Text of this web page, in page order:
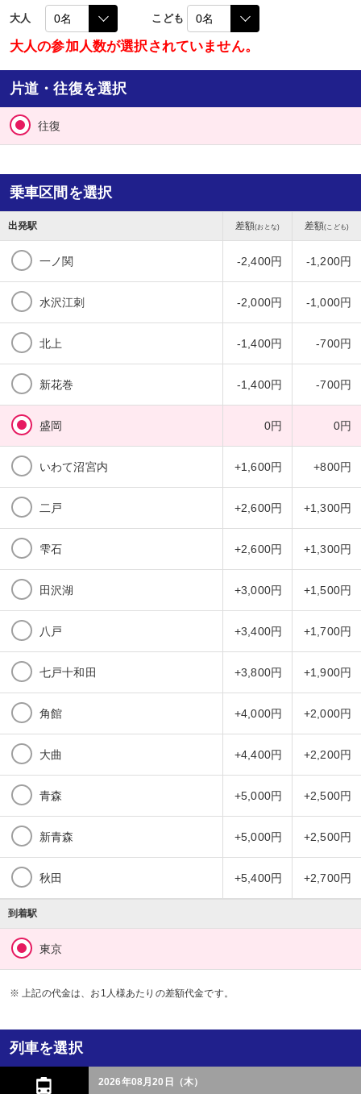
大人 こども
大人の参加人数が選択されていません。
片道・往復を選択
往復
乗車区間を選択
出発駅 差額(おとな) 差額(こども)
一ノ関 -2,400円 -1,200円
水沢江刺 -2,000円 -1,000円
北上 -1,400円 -700円
新花巻 -1,400円 -700円
盛岡 0円 0円
いわて沼宮内 +1,600円 +800円
二戸 +2,600円 +1,300円
雫石 +2,600円 +1,300円
田沢湖 +3,000円 +1,500円
八戸 +3,400円 +1,700円
七戸十和田 +3,800円 +1,900円
角館 +4,000円 +2,000円
大曲 +4,400円 +2,200円
青森 +5,000円 +2,500円
新青森 +5,000円 +2,500円
秋田 +5,400円 +2,700円
到着駅
東京
※ 上記の代金は、お1人様あたりの差額代金です。
列車を選択
2026年08月20日（木）